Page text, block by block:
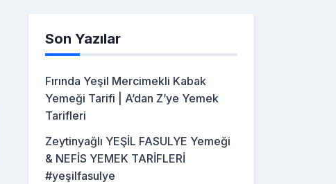
Son Yazılar
Fırında Yeşil Mercimekli Kabak
Yemeği Tarifi | A’dan Z’ye Yemek
Tarifleri
Zeytinyağlı YEŞİL FASULYE Yemeği
& NEFİS YEMEK TARİFLERİ
#yeşilfasulye